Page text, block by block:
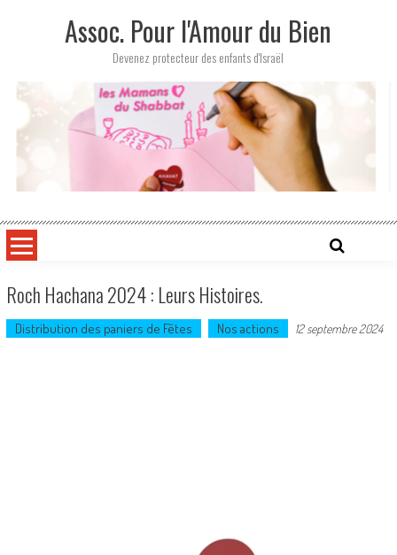
Assoc. Pour l'Amour du Bien
Devenez protecteur des enfants d'Israël
Roch Hachana 2024 : Leurs Histoires.
Distribution des paniers de Fêtes Nos actions 12 septembre 2024